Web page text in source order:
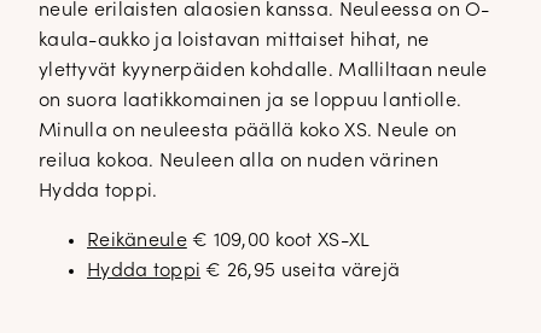
neule erilaisten alaosien kanssa. Neuleessa on O-
kaula-aukko ja loistavan mittaiset hihat, ne
ylettyvät kyynerpäiden kohdalle. Malliltaan neule
on suora laatikkomainen ja se loppuu lantiolle.
Minulla on neuleesta päällä koko XS. Neule on
reilua kokoa. Neuleen alla on nuden värinen
Hydda toppi.
Reikäneule€ 109,00 koot XS-XL
Hydda toppi € 26,95 useita värejä